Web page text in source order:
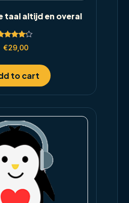
taal altijd en overal
Rated
4.00
€29,00
to cart